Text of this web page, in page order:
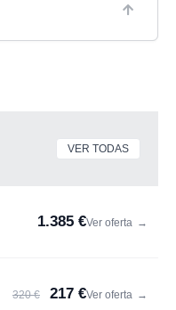
VER TODAS
1.385 €Ver oferta →
320 € 217 €Ver oferta →